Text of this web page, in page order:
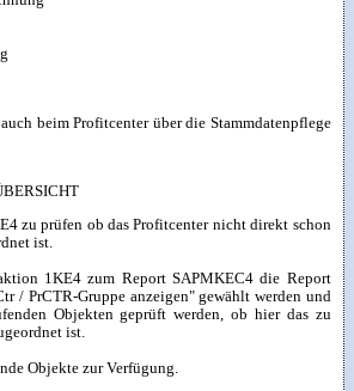
beim Profitcenter über die Stammdatenpflege
zu prüfen ob das Profitcenter nicht direkt schon
ist.
1KE4 zum Report SAPMKEC4 die Report
/ PrCTR-Gruppe anzeigen" gewählt werden und
Objekten geprüft werden, ob hier das zu
ist.
Objekte zur Verfügung.